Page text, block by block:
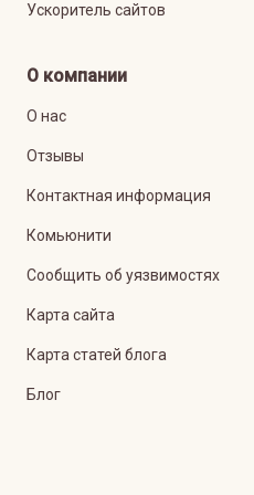
Ускоритель сайтов
О компании
О нас
Отзывы
Контактная информация
Комьюнити
Сообщить об уязвимостях
Карта сайта
Карта статей блога
Блог